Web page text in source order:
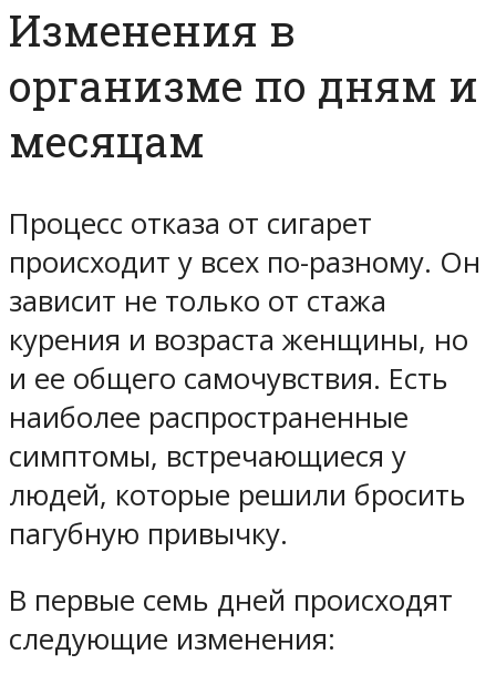
Изменения в
организме по дням и
месяцам
Процесс отказа от сигарет
происходит у всех по-разному. Он
зависит не только от стажа
курения и возраста женщины, но
и ее общего самочувствия. Есть
наиболее распространенные
симптомы, встречающиеся у
людей, которые решили бросить
пагубную привычку.
В первые семь дней происходят
следующие изменения: